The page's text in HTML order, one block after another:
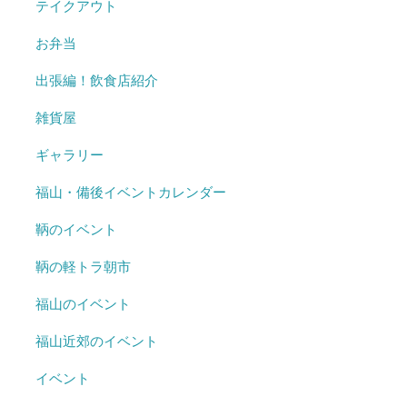
テイクアウト
お弁当
出張編！飲食店紹介
雑貨屋
ギャラリー
福山・備後イベントカレンダー
鞆のイベント
鞆の軽トラ朝市
福山のイベント
福山近郊のイベント
イベント